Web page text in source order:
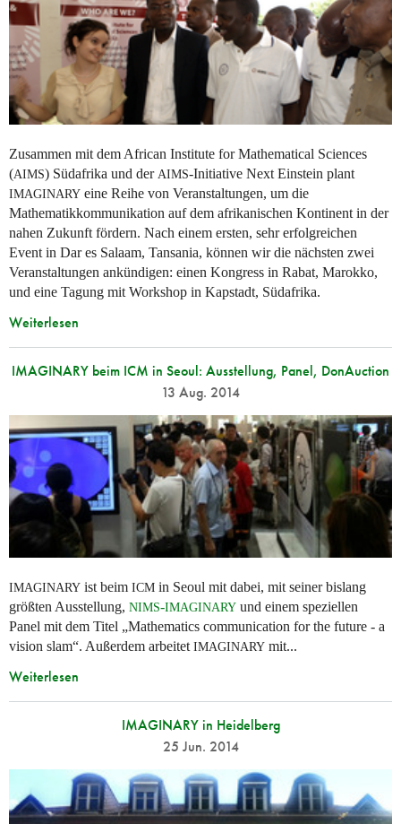
Zusammen mit dem African Institute for Mathematical Sciences
(AIMS) Südafrika und der AIMS-Initiative Next Einstein plant
IMAGINARY eine Reihe von Veranstaltungen, um die
Mathematikkommunikation auf dem afrikanischen Kontinent in der
nahen Zukunft fördern. Nach einem ersten, sehr erfolgreichen
Event in Dar es Salaam, Tansania, können wir die nächsten zwei
Veranstaltungen ankündigen: einen Kongress in Rabat, Marokko,
und eine Tagung mit Workshop in Kapstadt, Südafrika.
Weiterlesen
IMAGINARY beim ICM in Seoul: Ausstellung, Panel, DonAuction
13 Aug. 2014
IMAGINARY ist beim ICM in Seoul mit dabei, mit seiner bislang
größten Ausstellung, NIMS-IMAGINARY und einem speziellen
Panel mit dem Titel „Mathematics communication for the future - a
vision slam“. Außerdem arbeitet IMAGINARY mit...
Weiterlesen
IMAGINARY in Heidelberg
25 Jun. 2014